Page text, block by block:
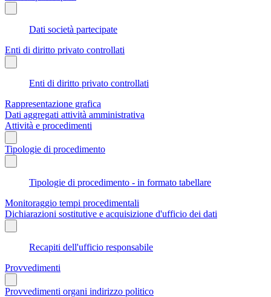
Dati società partecipate
Enti di diritto privato controllati
Enti di diritto privato controllati
Rappresentazione grafica
Dati aggregati attività amministrativa
Attività e procedimenti
Tipologie di procedimento
Tipologie di procedimento - in formato tabellare
Monitoraggio tempi procedimentali
Dichiarazioni sostitutive e acquisizione d'ufficio dei dati
Recapiti dell'ufficio responsabile
Provvedimenti
Provvedimenti organi indirizzo politico